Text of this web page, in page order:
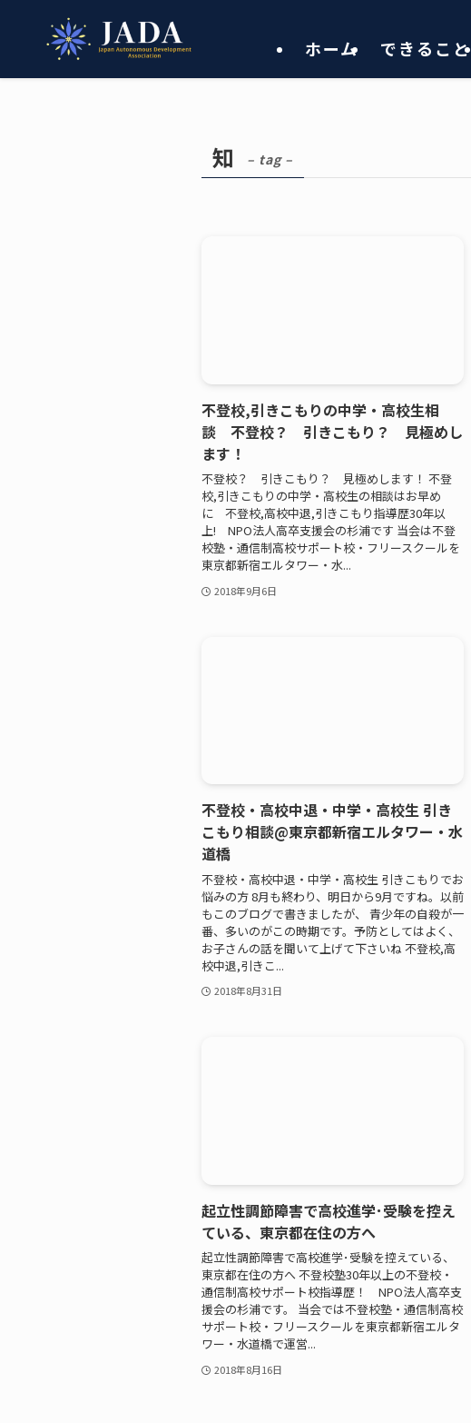
ホーム できること
知 – tag –
不登校,引きこもりの中学・高校生相
談 不登校？ 引きこもり？ 見極めし
ます！
不登校？ 引きこもり？ 見極めします！ 不登
校,引きこもりの中学・高校生の相談はお早め
に 不登校,高校中退,引きこもり指導歴30年以
上! NPO法人高卒支援会の杉浦です 当会は不登
校塾・通信制高校サポート校・フリースクールを
東京都新宿エルタワー・水...
2018年9月6日
不登校・高校中退・中学・高校生 引き
こもり相談@東京都新宿エルタワー・水
道橋
不登校・高校中退・中学・高校生 引きこもりでお
悩みの方 8月も終わり、明日から9月ですね。以前
もこのブログで書きましたが、 青少年の自殺が一
番、多いのがこの時期です。予防としてはよく、
お子さんの話を聞いて上げて下さいね 不登校,高
校中退,引きこ...
2018年8月31日
起立性調節障害で高校進学･受験を控え
ている、東京都在住の方へ
起立性調節障害で高校進学･受験を控えている、
東京都在住の方へ 不登校塾30年以上の不登校・
通信制高校サポート校指導歴！ NPO法人高卒支
援会の杉浦です。 当会では不登校塾・通信制高校
サポート校・フリースクールを東京都新宿エルタ
ワー・水道橋で運営...
2018年8月16日